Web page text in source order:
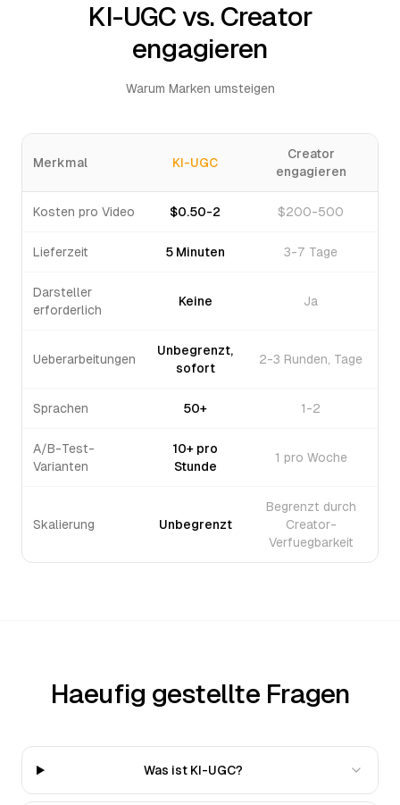
KI-UGC vs. Creator
engagieren
Warum Marken umsteigen
Merkmal KI-UGC
Creator
engagieren
Kosten pro Video $0.50-2 $200-500
Lieferzeit 5 Minuten 3-7 Tage
Darsteller
erforderlich
Keine Ja
Ueberarbeitungen
Unbegrenzt,
sofort
2-3 Runden, Tage
Sprachen 50+ 1-2
A/B-Test-
Varianten
10+ pro
Stunde
1 pro Woche
Skalierung Unbegrenzt
Begrenzt durch
Creator-
Verfuegbarkeit
Haeufig gestellte Fragen
Was ist KI-UGC?